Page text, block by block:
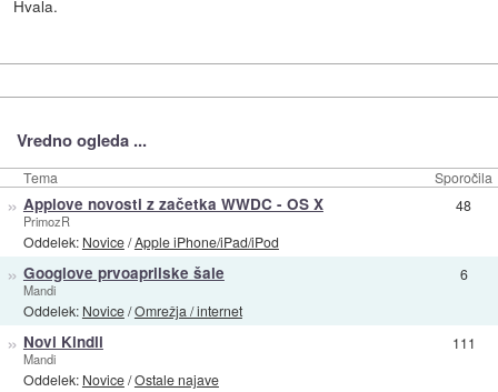
Hvala.
Vredno ogleda ...
Tema Sporočila
» Applove novosti z začetka WWDC - OS X
PrimozR
Oddelek: Novice/Apple iPhone/iPad/iPod
48
» Googlove prvoaprilske šale
Mandi
Oddelek: Novice/Omrežja / internet
6
» Novi Kindli
Mandi
Oddelek: Novice/Ostale najave
111